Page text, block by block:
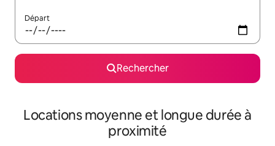
Départ
Rechercher
Locations moyenne et longue durée à
proximité